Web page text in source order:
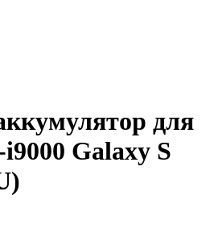
для
Galaxy S